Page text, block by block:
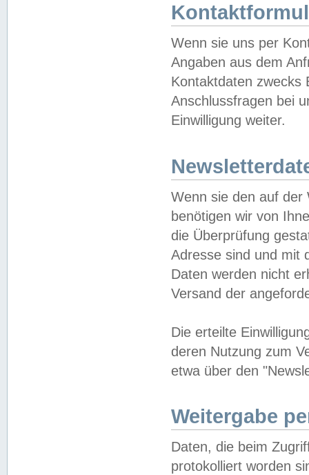
Wenn sie uns per
Angaben aus dem
Kontaktdaten zwecks
Anschlussfragen bei
Einwilligung weiter.
Wenn sie den auf der
benötigen wir von
die Überprüfung
Adresse sind und mit
Daten werden nicht
Versand der
Die erteilte
deren Nutzung zum
etwa über den
Weitergabe
Daten, die beim
protokolliert worden